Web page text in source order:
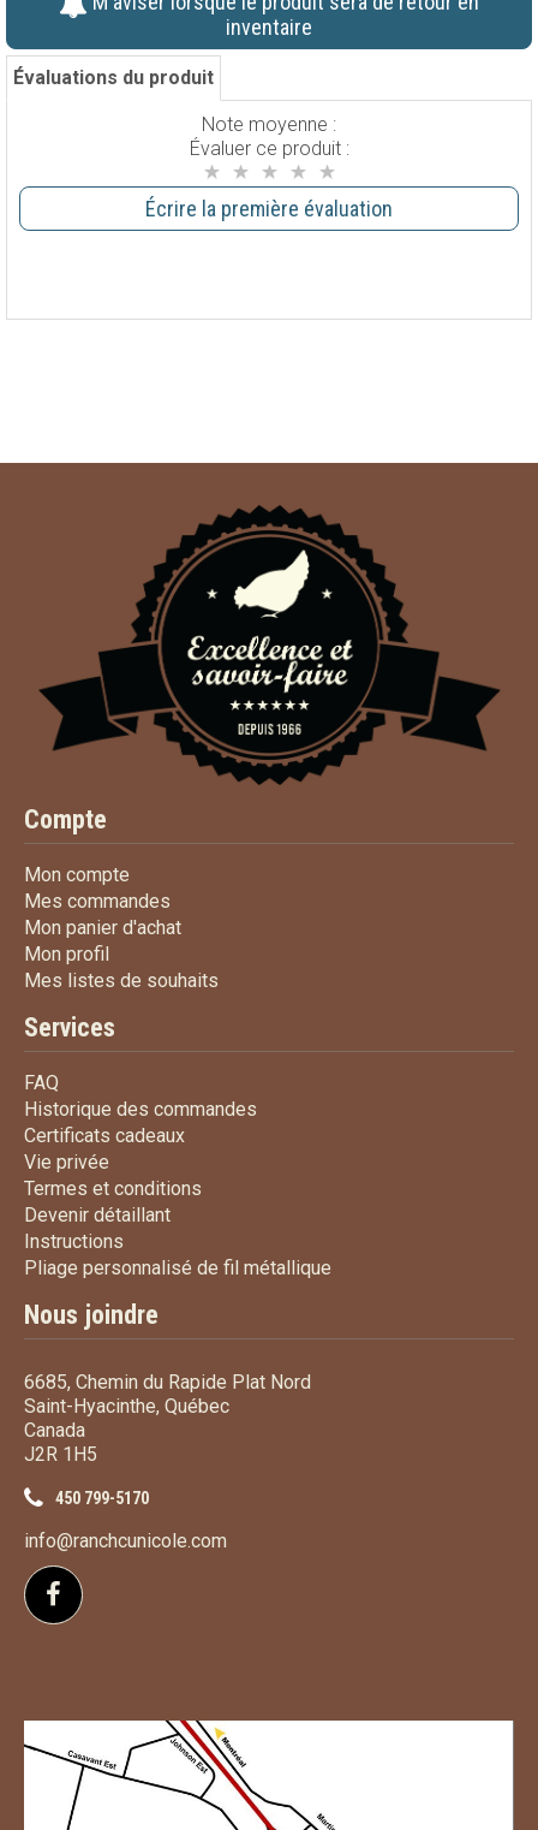
inventaire
Évaluations du produit
Note moyenne :
Évaluer ce produit :
Écrire la première évaluation
Compte
Mon compte
Mes commandes
Mon panier d'achatMon panier d'achat
Mon profil
Mes listes de souhaits
Services
FAQ
Historique des commandes
Certificats cadeauxCertificats cadeaux
Vie privée
Termes et conditions
Devenir détaillantDevenir détaillant
Instructions
Pliage personnalisé de fil métallique
Nous joindre
6685, Chemin du Rapide Plat Nord
Saint-Hyacinthe, Québec
Canada
J2R 1H5
450 799-5170
info@ranchcunicole.com
Suivez-nous sur Facebook